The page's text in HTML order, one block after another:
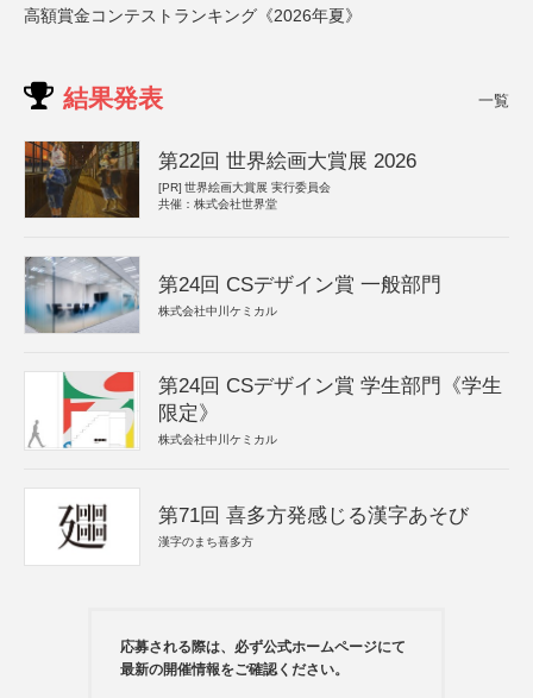
高額賞金コンテストランキング《2026年夏》
結果発表 一覧
第22回 世界絵画大賞展 2026
[PR] 世界絵画大賞展 実行委員会
共催：株式会社世界堂
第24回 CSデザイン賞 一般部門
株式会社中川ケミカル
第24回 CSデザイン賞 学生部門《学生
限定》
株式会社中川ケミカル
第71回 喜多方発感じる漢字あそび
漢字のまち喜多方
応募される際は、必ず公式ホームページにて
最新の開催情報をご確認ください。